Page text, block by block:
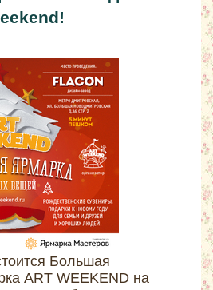
Большая
ART WEEKEND на